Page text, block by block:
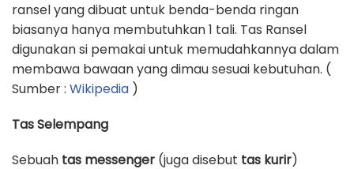
ransel yang dibuat untuk benda-benda ringan
biasanya hanya membutuhkan 1 tali. Tas Ransel
digunakan si pemakai untuk memudahkannya dalam
membawa bawaan yang dimau sesuai kebutuhan. (
Sumber : Wikipedia )
Tas Selempang
Sebuah tas messenger (juga disebut tas kurir)